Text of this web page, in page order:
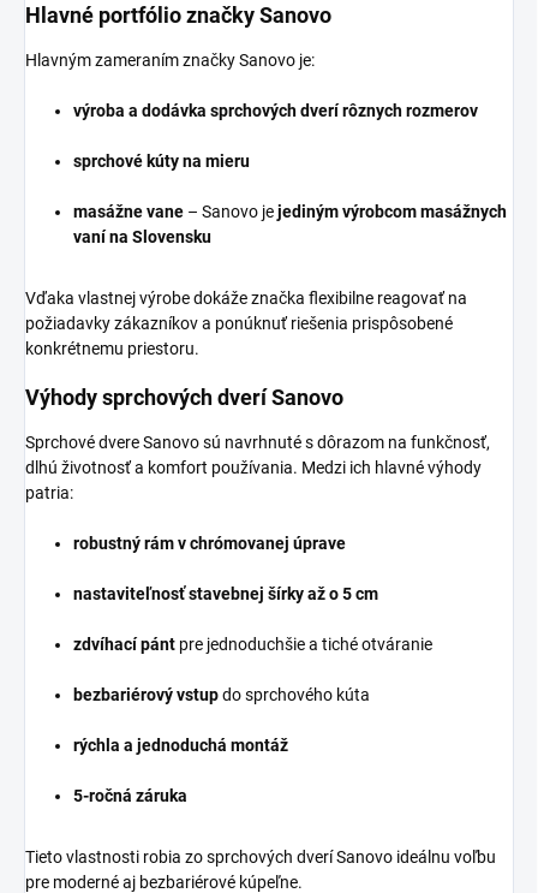
Hlavné portfólio značky Sanovo
Hlavným zameraním značky Sanovo je:
výroba a dodávka sprchových dverí rôznych rozmerov
sprchové kúty na mieru
masážne vane – Sanovo jejediným výrobcom masážnych
vaní na Slovensku
Vďaka vlastnej výrobe dokáže značka flexibilne reagovať na
požiadavky zákazníkov a ponúknuť riešenia prispôsobené
konkrétnemu priestoru.
Výhody sprchových dverí Sanovo
Sprchové dvere Sanovo sú navrhnuté s dôrazom na funkčnosť,
dlhú životnosť a komfort používania. Medzi ich hlavné výhody
patria:
robustný rám v chrómovanej úprave
nastaviteľnosť stavebnej šírky až o 5 cm
zdvíhací pánt pre jednoduchšie a tiché otváranie
bezbariérový vstupdo sprchového kúta
rýchla a jednoduchá montáž
5-ročná záruka
Tieto vlastnosti robia zo sprchových dverí Sanovo ideálnu voľbu
pre moderné aj bezbariérové kúpeľne.